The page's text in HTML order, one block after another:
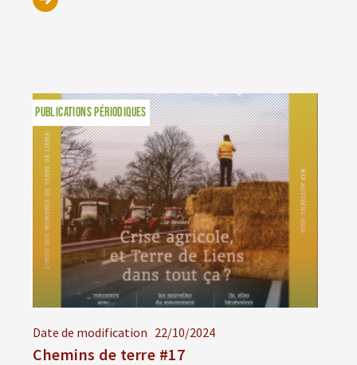
Date de modification 22/10/2024
Chemins de terre #17
PUBLICATIONS PÉRIODIQUES